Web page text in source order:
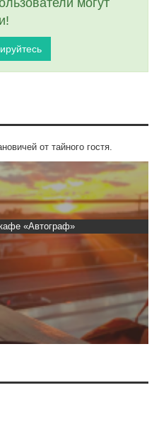
могут
от тайного гостя.
«Автограф»